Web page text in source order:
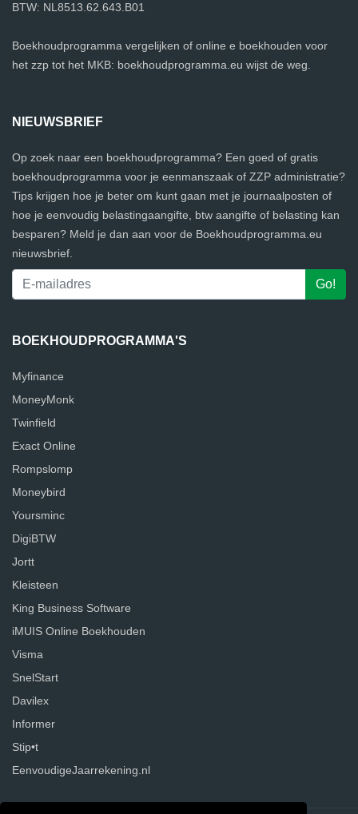
BTW: NL8513.62.643.B01
Boekhoudprogramma vergelijken of online e boekhouden voor
het zzp tot het MKB: boekhoudprogramma.eu wijst de weg.
NIEUWSBRIEF
Op zoek naar een boekhoudprogramma? Een goed of gratis
boekhoudprogramma voor je eenmanszaak of ZZP administratie?
Tips krijgen hoe je beter om kunt gaan met je journaalposten of
hoe je eenvoudig belastingaangifte, btw aangifte of belasting kan
besparen? Meld je dan aan voor de Boekhoudprogramma.eu
nieuwsbrief.
BOEKHOUDPROGRAMMA'S
Myfinance
MoneyMonk
Twinfield
Exact Online
Rompslomp
Moneybird
Yoursminc
DigiBTW
Jortt
Kleisteen
King Business Software
iMUIS Online Boekhouden
Visma
SnelStart
Davilex
Informer
Stip•t
EenvoudigeJaarrekening.nl